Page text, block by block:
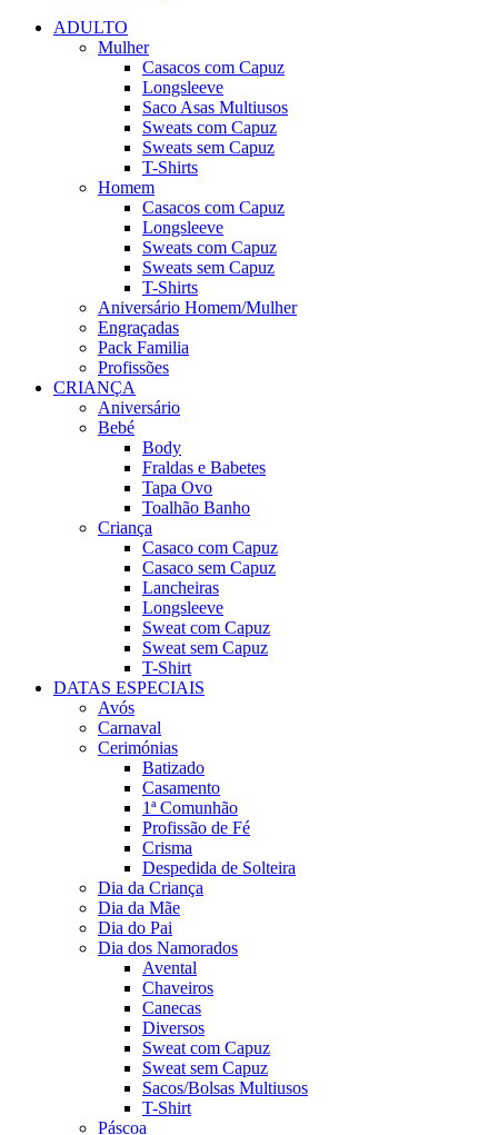
ADULTO
Mulher
Casacos com Capuz
Longsleeve
Saco Asas Multiusos
Sweats com Capuz
Sweats sem Capuz
T-Shirts
Homem
Casacos com Capuz
Longsleeve
Sweats com Capuz
Sweats sem Capuz
T-Shirts
Aniversário Homem/Mulher
Engraçadas
Pack Familia
Profissões
CRIANÇA
Aniversário
Bebé
Body
Fraldas e Babetes
Tapa Ovo
Toalhão Banho
Criança
Casaco com Capuz
Casaco sem Capuz
Lancheiras
Longsleeve
Sweat com Capuz
Sweat sem Capuz
T-Shirt
DATAS ESPECIAIS
Avós
Carnaval
Cerimónias
Batizado
Casamento
1ª Comunhão
Profissão de Fé
Crisma
Despedida de Solteira
Dia da Criança
Dia da Mãe
Dia do Pai
Dia dos Namorados
Avental
Chaveiros
Canecas
Diversos
Sweat com Capuz
Sweat sem Capuz
Sacos/Bolsas Multiusos
T-Shirt
Páscoa